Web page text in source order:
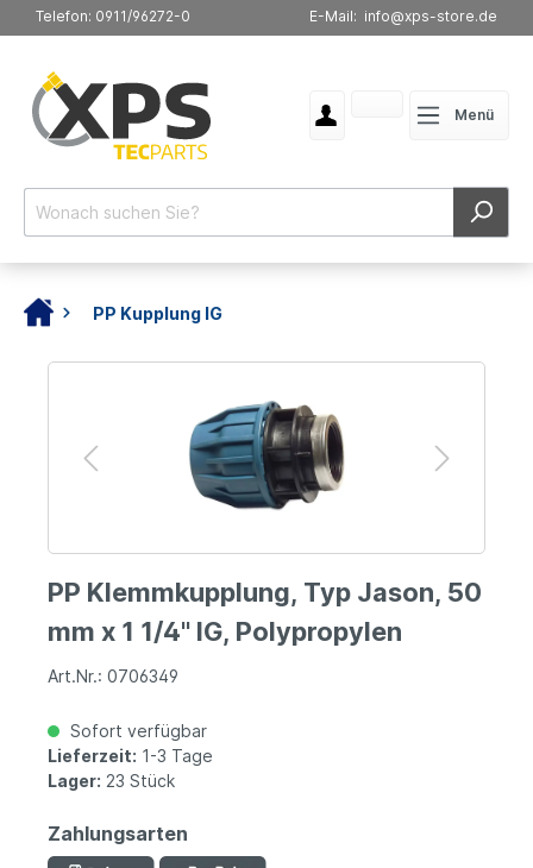
Telefon: 0911/96272-0 E-Mail: info@xps-store.de
Menü
PP Kupplung IG
PP Klemmkupplung, Typ Jason, 50
mm x 1 1/4" IG, Polypropylen
Art.Nr.: 0706349
Sofort verfügbar
Lieferzeit: 1-3 Tage
Lager: 23 Stück
Zahlungsarten